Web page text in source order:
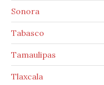
Sonora
Tabasco
Tamaulipas
Tlaxcala